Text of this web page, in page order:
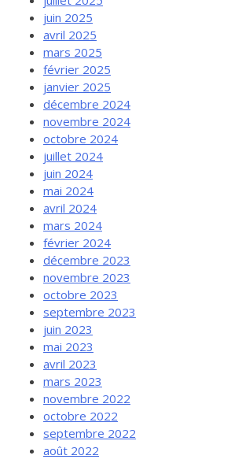
juin 2025
avril 2025
mars 2025
février 2025
janvier 2025
décembre 2024
novembre 2024
octobre 2024
juillet 2024
juin 2024
mai 2024
avril 2024
mars 2024
février 2024
décembre 2023
novembre 2023
octobre 2023
septembre 2023
juin 2023
mai 2023
avril 2023
mars 2023
novembre 2022
octobre 2022
septembre 2022
août 2022